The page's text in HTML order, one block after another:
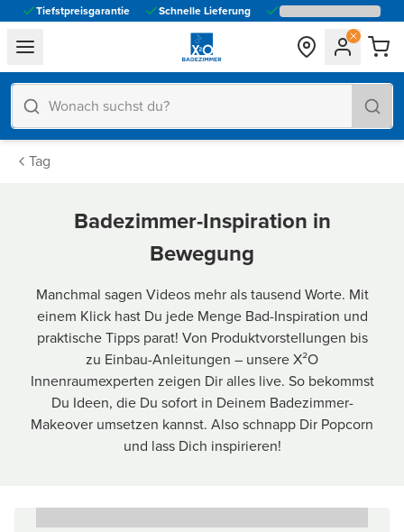
Tiefstpreisgarantie Schnelle Lieferung
general.navigation.toggle_menu.label
Tag
Badezimmer-Inspiration in
Bewegung
Manchmal sagen Videos mehr als tausend Worte. Mit
einem Klick hast Du jede Menge Bad-Inspiration und
praktische Tipps parat! Von Produktvorstellungen bis
zu Einbau-Anleitungen – unsere X²O
Innenraumexperten zeigen Dir alles live. So bekommst
Du Ideen, die Du sofort in Deinem Badezimmer-
Makeover umsetzen kannst. Also schnapp Dir Popcorn
und lass Dich inspirieren!